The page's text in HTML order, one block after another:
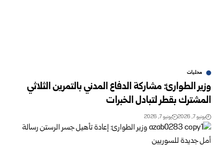
محليات
وزير الطوارئ: مشاركة الدفاع المدني بالتمرين الثلاثي
‏المشترك بقطر لتبادل الخبرات
يونيو 7, 2026 يونيو 7, 2026